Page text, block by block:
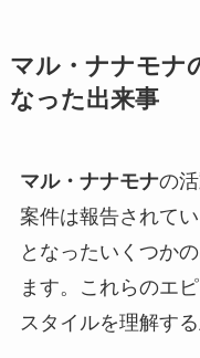
マル・ナナモナ
なった出来事
マル・ナナモナの
案件は報告されて
となったいくつか
ます。これらのエ
スタイルを理解す